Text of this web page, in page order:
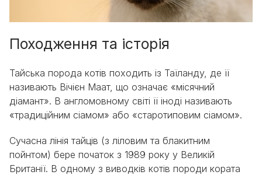
Походження та історія
Тайська порода котів походить із Таїланду, де її
називають Вічієн Маат, що означає «місячний
діамант». В англомовному світі її іноді називають
«традиційним сіамом» або «старотиповим сіамом».
Сучасна лінія тайців (з ліловим та блакитним
пойнтом) бере початок з 1989 року у Великій
Британії. В одному з виводків котів породи кората